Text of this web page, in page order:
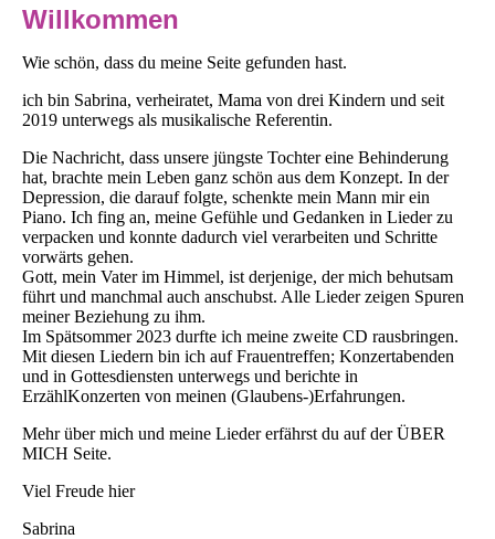
Willkommen
Wie schön, dass du meine Seite gefunden hast.
ich bin Sabrina, verheiratet, Mama von drei Kindern und seit
2019 unterwegs als musikalische Referentin.
Die Nachricht, dass unsere jüngste Tochter eine Behinderung
hat, brachte mein Leben ganz schön aus dem Konzept. In der
Depression, die darauf folgte, schenkte mein Mann mir ein
Piano. Ich fing an, meine Gefühle und Gedanken in Lieder zu
verpacken und konnte dadurch viel verarbeiten und Schritte
vorwärts gehen.
Gott, mein Vater im Himmel, ist derjenige, der mich behutsam
führt und manchmal auch anschubst. Alle Lieder zeigen Spuren
meiner Beziehung zu ihm.
Im Spätsommer 2023 durfte ich meine zweite CD rausbringen.
Mit diesen Liedern bin ich auf Frauentreffen; Konzertabenden
und in Gottesdiensten unterwegs und berichte in
ErzählKonzerten von meinen (Glaubens-)Erfahrungen.
Mehr über mich und meine Lieder erfährst du auf der ÜBER
MICH Seite.
Viel Freude hier
Sabrina